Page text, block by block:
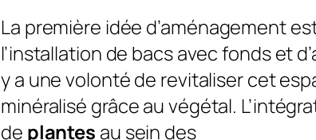
La première idée d’aménagement
l’installation de bacs avec fonds et
y a une volonté de revitaliser cet
minéralisé grâce au végétal.
de plantes au sein des